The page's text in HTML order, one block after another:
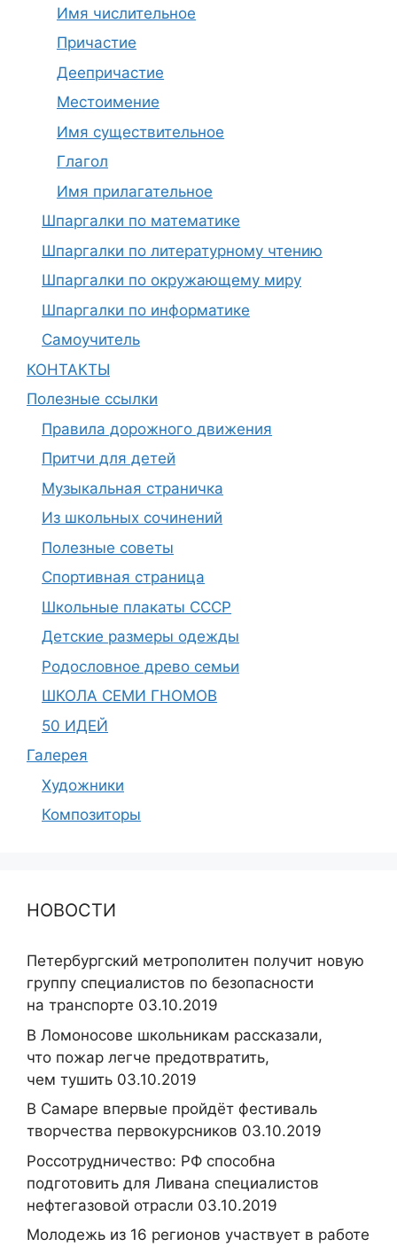
Имя числительное
Причастие
Деепричастие
Местоимение
Имя существительное
Глагол
Имя прилагательное
Шпаргалки по математике
Шпаргалки по литературному чтению
Шпаргалки по окружающему миру
Шпаргалки по информатике
Самоучитель
КОНТАКТЫ
Полезные ссылки
Правила дорожного движения
Притчи для детей
Музыкальная страничка
Из школьных сочинений
Полезные советы
Спортивная страница
Школьные плакаты СССР
Детские размеры одежды
Родословное древо семьи
ШКОЛА СЕМИ ГНОМОВ
50 ИДЕЙ
Галерея
Художники
Композиторы
НОВОСТИ
Петербургский метрополитен получит новую
группу специалистов по безопасности
на транспорте 03.10.2019
В Ломоносове школьникам рассказали,
что пожар легче предотвратить,
чем тушить 03.10.2019
В Самаре впервые пройдёт фестиваль
творчества первокурсников 03.10.2019
Россотрудничество: РФ способна
подготовить для Ливана специалистов
нефтегазовой отрасли 03.10.2019
Молодежь из 16 регионов участвует в работе